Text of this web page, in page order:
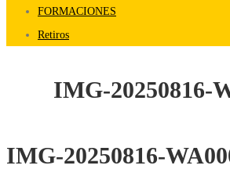
FORMACIONES
Retiros
IMG-20250816-
IMG-20250816-